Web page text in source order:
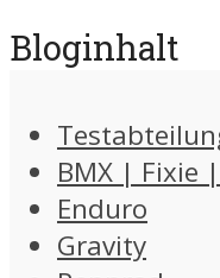
Bloginhalt
BMX | Fixie
Enduro
Gravity